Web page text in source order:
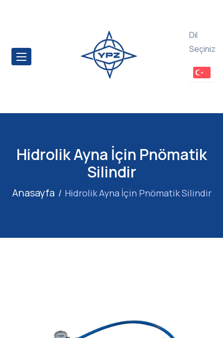
Dil
Seçiniz
Hidrolik Ayna İçin Pnömatik
Silindir
Anasayfa Hidrolik Ayna İçin Pnömatik Silindir